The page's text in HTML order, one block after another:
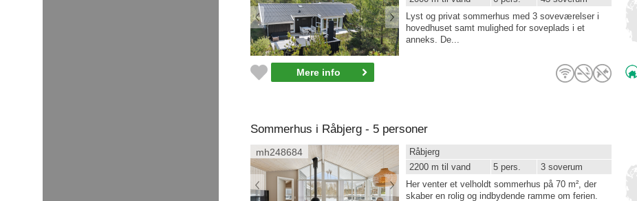
Mere info
Lyst og privat sommerhus med 3 soveværelser i
hovedhuset samt mulighed for soveplads i et
anneks. De...
Sommerhus i Råbjerg - 5 personer
mh248684
Råbjerg
2200 m til vand
5 pers.
3 soverum
Her venter et velholdt sommerhus på 70 m², der
skaber en rolig og indbydende ramme om ferien.